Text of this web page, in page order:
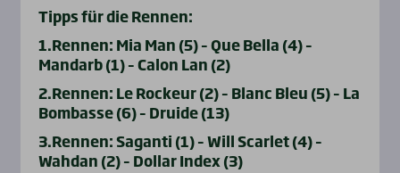
Tipps für die Rennen:
1.Rennen: Mia Man (5) – Que Bella (4) –
Mandarb (1) – Calon Lan (2)
2.Rennen: Le Rockeur (2) – Blanc Bleu (5) – La
Bombasse (6) – Druide (13)
3.Rennen: Saganti (1) – Will Scarlet (4) –
Wahdan (2) – Dollar Index (3)